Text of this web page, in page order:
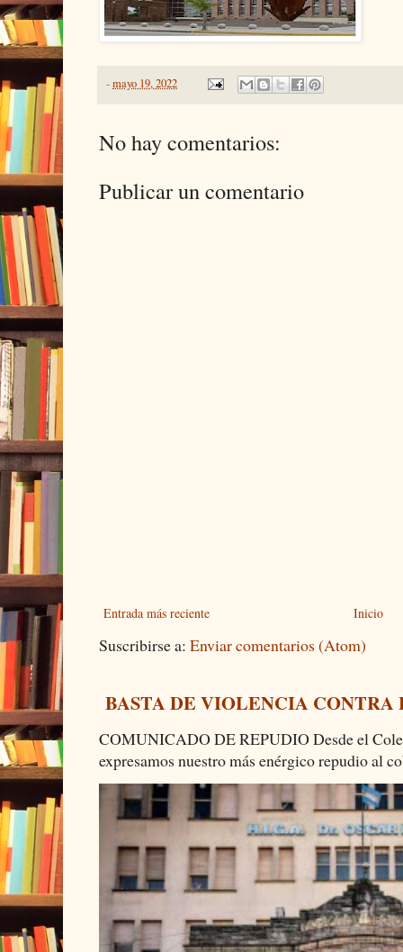
-mayo 19, 2022
No hay comentarios:
Publicar un comentario
Entrada más reciente Inicio
Suscribirse a: Enviar comentarios (Atom)
BASTA DE VIOLENCIA
COMUNICADO DE REPUDIO Desde el
expresamos nuestro más enérgico repudio al